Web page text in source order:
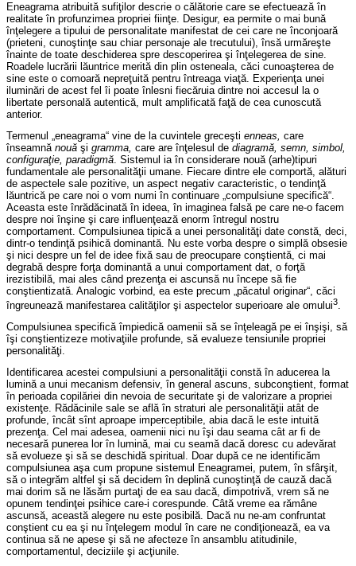
Eneagrama atribuită sufiţilor descrie o călătorie care se efectuează în
realitate în profunzimea propriei fiinţe. Desigur, ea permite o mai bună
înţelegere a tipului de personalitate manifestat de cei care ne înconjoară
(prieteni, cunoştinţe sau chiar personaje ale trecutului), însă urmăreşte
înainte de toate deschiderea spre descoperirea şi înţelegerea de sine.
Roadele lucrării lăuntrice merită din plin osteneala, căci cunoaşterea de
sine este o comoară nepreţuită pentru întreaga viaţă. Experienţa unei
iluminări de acest fel îi poate înlesni fiecăruia dintre noi accesul la o
libertate personală autentică, mult amplificată faţă de cea cunoscută
anterior.
Termenul „eneagrama“ vine de la cuvintele greceşti enneas, care
înseamnă nouă şi gramma, care are înţelesul de diagramă, semn, simbol,
configuraţie, paradigmă. Sistemul ia în considerare nouă (arhe)tipuri
fundamentale ale personalităţii umane. Fiecare dintre ele comportă, alături
de aspectele sale pozitive, un aspect negativ caracteristic, o tendinţă
lăuntrică pe care noi o vom numi în continuare „compulsiune specifică“.
Aceasta este înrădăcinată în ideea, în imaginea falsă pe care ne-o facem
despre noi înşine şi care influenţează enorm întregul nostru
comportament. Compulsiunea tipică a unei personalităţi date constă, deci,
dintr-o tendinţă psihică dominantă. Nu este vorba despre o simplă obsesie
şi nici despre un fel de idee fixă sau de preocupare conştientă, ci mai
degrabă despre forţa dominantă a unui comportament dat, o forţă
irezistibilă, mai ales când prezenţa ei ascunsă nu începe să fie
conştientizată. Analogic vorbind, ea este precum „păcatul originar“, căci
îngreunează manifestarea calităţilor şi aspectelor superioare ale omului3.
Compulsiunea specifică împiedică oamenii să se înţeleagă pe ei înşişi, să
îşi conştientizeze motivaţiile profunde, să evalueze tensiunile propriei
personalităţi.
Identificarea acestei compulsiuni a personalităţii constă în aducerea la
lumină a unui mecanism defensiv, în general ascuns, subconştient, format
în perioada copilăriei din nevoia de securitate şi de valorizare a propriei
existenţe. Rădăcinile sale se află în straturi ale personalităţii atât de
profunde, încât sînt aproape imperceptibile, abia dacă le este intuită
prezenţa. Cel mai adesea, oamenii nici nu îşi dau seama cât ar fi de
necesară punerea lor în lumină, mai cu seamă dacă doresc cu adevărat
să evolueze şi să se deschidă spiritual. Doar după ce ne identificăm
compulsiunea aşa cum propune sistemul Eneagramei, putem, în sfârşit,
să o integrăm altfel şi să decidem în deplină cunoştinţă de cauză dacă
mai dorim să ne lăsăm purtaţi de ea sau dacă, dimpotrivă, vrem să ne
opunem tendinţei psihice care-i corespunde. Câtă vreme ea rămâne
ascunsă, această alegere nu este posibilă. Dacă nu ne-am confruntat
conştient cu ea şi nu înţelegem modul în care ne condiţionează, ea va
continua să ne apese şi să ne afecteze în ansamblu atitudinile,
comportamentul, deciziile şi acţiunile.